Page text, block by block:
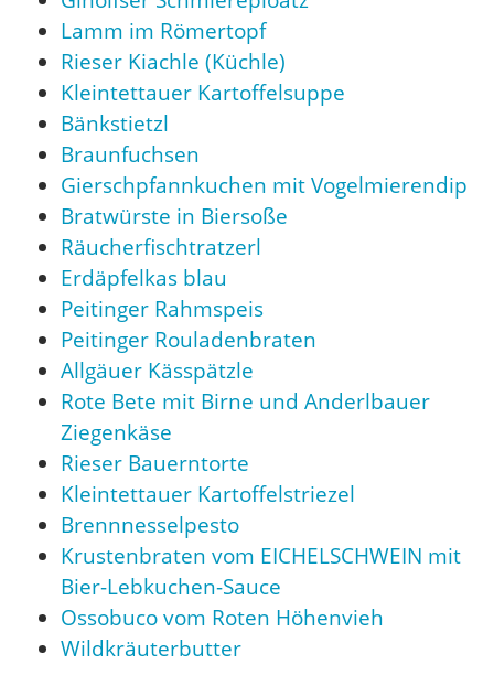
Lamm im Römertopf
Rieser Kiachle (Küchle)
Kleintettauer Kartoffelsuppe
Bänkstietzl
Braunfuchsen
Gierschpfannkuchen mit Vogelmierendip
Bratwürste in Biersoße
Räucherfischtratzerl
Erdäpfelkas blau
Peitinger Rahmspeis
Peitinger Rouladenbraten
Allgäuer Kässpätzle
Rote Bete mit Birne und Anderlbauer
Ziegenkäse
Rieser Bauerntorte
Kleintettauer Kartoffelstriezel
Brennnesselpesto
Krustenbraten vom EICHELSCHWEIN mit
Bier-Lebkuchen-Sauce
Ossobuco vom Roten Höhenvieh
Wildkräuterbutter